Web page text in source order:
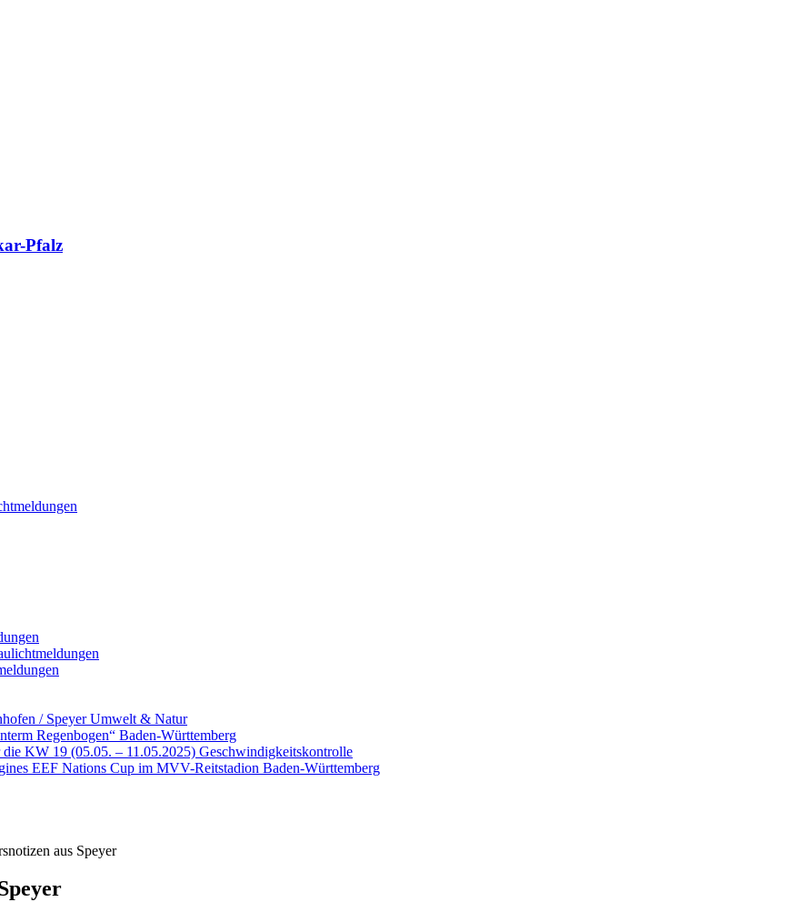
Pfalz
/ SpeyerUmwelt & Natur
Regenbogen“ Baden-Württemberg
KW 19 (05.05. – 11.05.2025) Geschwindigkeitskontrolle
EEF Nations Cup im MVV-Reitstadion Baden-Württemberg
aus Speyer